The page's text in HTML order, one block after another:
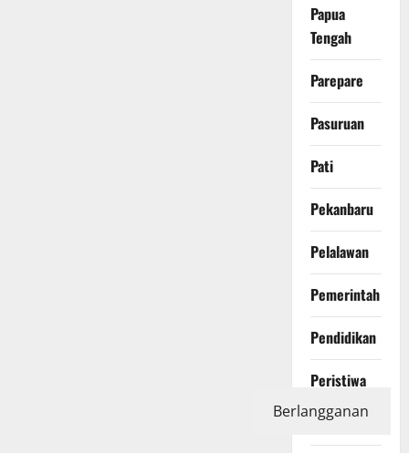
Papua
Tengah
Parepare
Pasuruan
Pati
Pekanbaru
Pelalawan
Pemerintah
Pendidikan
Peristiwa
Photography
Berlangganan